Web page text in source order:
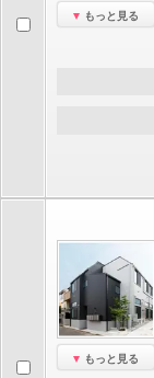
もっと見る
もっと見る